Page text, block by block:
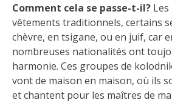
Comment cela se passe-t-il?
vêtements traditionnels, certains
chèvre, en tsigane, ou en juif, car
nombreuses nationalités ont
harmonie. Ces groupes de
vont de maison en maison, où ils
et chantent pour les maîtres de